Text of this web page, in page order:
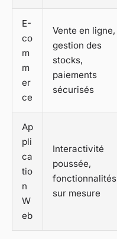
E-
co
m
m
er
ce
Vente en ligne,
gestion des
stocks,
paiements
sécurisés
Ap
pli
ca
tio
n
W
eb
Interactivité
poussée,
fonctionnalités
sur mesure